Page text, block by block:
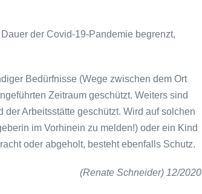
der Covid-19-Pandemie begrenzt,
Bedürfnisse (Wege zwischen dem Ort
Zeitraum geschützt. Weiters sind
Arbeitsstätte geschützt. Wird auf solchen
im Vorhinein zu melden!) oder ein Kind
oder abgeholt, besteht ebenfalls Schutz.
(Renate Schneider) 12/2020